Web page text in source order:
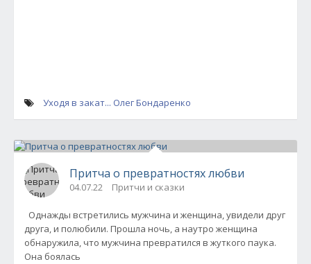
Уходя в закат... Олег Бондаренко
Притча о превратностях любви
04.07.22 Притчи и сказки
Однажды встретились мужчина и женщина, увидели друг
друга, и полюбили. Прошла ночь, а наутро женщина
обнаружила, что мужчина превратился в жуткого паука.
Она боялась